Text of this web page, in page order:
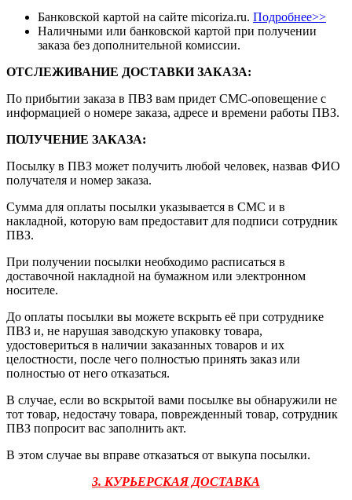
Банковской картой на сайте micoriza.ru. Подробнее>>
Наличными или банковской картой при получении
заказа без дополнительной комиссии.
ОТСЛЕЖИВАНИЕ ДОСТАВКИ ЗАКАЗА:
По прибытии заказа в ПВЗ вам придет СМС-оповещение с
информацией о номере заказа, адресе и времени работы ПВЗ.
ПОЛУЧЕНИЕ ЗАКАЗА:
Посылку в ПВЗ может получить любой человек, назвав ФИО
получателя и номер заказа.
Сумма для оплаты посылки указывается в СМС и в
накладной, которую вам предоставит для подписи сотрудник
ПВЗ.
При получении посылки необходимо расписаться в
доставочной накладной на бумажном или электронном
носителе.
До оплаты посылки вы можете вскрыть её при сотруднике
ПВЗ и, не нарушая заводскую упаковку товара,
удостовериться в наличии заказанных товаров и их
целостности, после чего полностью принять заказ или
полностью от него отказаться.
В случае, если во вскрытой вами посылке вы обнаружили не
тот товар, недостачу товара, поврежденный товар, сотрудник
ПВЗ попросит вас заполнить акт.
В этом случае вы вправе отказаться от выкупа посылки.
3. КУРЬЕРСКАЯ ДОСТАВКА